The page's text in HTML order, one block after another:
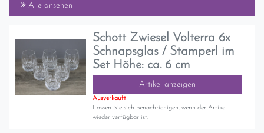
Alle ansehen
Schott Zwiesel Volterra 6x
Schnapsglas / Stamperl im
Set Höhe: ca. 6 cm
Artikel anzeigen
Ausverkauft
Lassen Sie sich benachrichigen, wenn der Artikel
wieder verfügbar ist.